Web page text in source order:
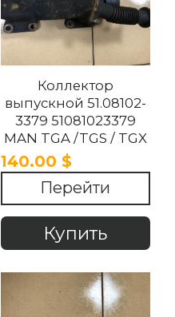
Коллектор
выпускной 51.08102-
3379 51081023379
MAN TGA /TGS / TGX
/ RVI / MAGNUM /
NEOPLAN 2017-2021
140.00 $
Перейти
Купить